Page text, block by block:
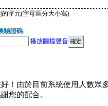
字元(字母區分大小寫)
驗證碼
播放圖檔聲音
！由於目前系統使用人數眾
您的配合。